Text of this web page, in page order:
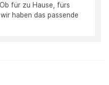
für zu Hause, fürs
haben das passende